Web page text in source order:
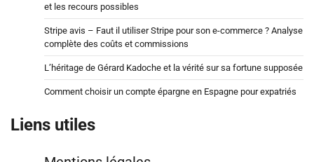
et les recours possibles
Stripe avis – Faut il utiliser Stripe pour son e-commerce ? Analyse
complète des coûts et commissions
L’héritage de Gérard Kadoche et la vérité sur sa fortune supposée
Comment choisir un compte épargne en Espagne pour expatriés
Liens utiles